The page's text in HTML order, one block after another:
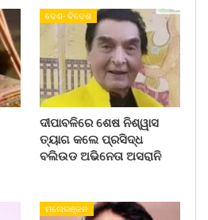
ଦେଶ- ବିଦେଶ
ଦୀପାବଳିରେ ଶେଷ ନିଶ୍ୱାସ
ତ୍ୟାଗ କଲେ ପ୍ରସିଦ୍ଧ
ବଲିଉଡ ଅଭିନେତା ଅସରାନି
ମନୋରଞ୍ଜନ